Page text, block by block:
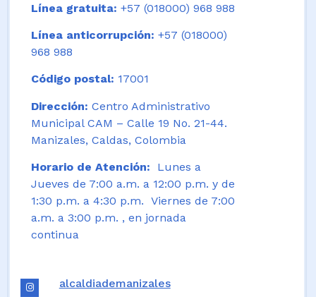
Línea gratuita: +57 (018000) 968 988
Línea anticorrupción: +57 (018000)
968 988
Código postal: 17001
Dirección: Centro Administrativo
Municipal CAM – Calle 19 No. 21-44.
Manizales, Caldas, Colombia
Horario de Atención: Lunes a
Jueves de 7:00 a.m. a 12:00 p.m. y de
1:30 p.m. a 4:30 p.m. Viernes de 7:00
a.m. a 3:00 p.m. , en jornada
continua
alcaldiademanizales